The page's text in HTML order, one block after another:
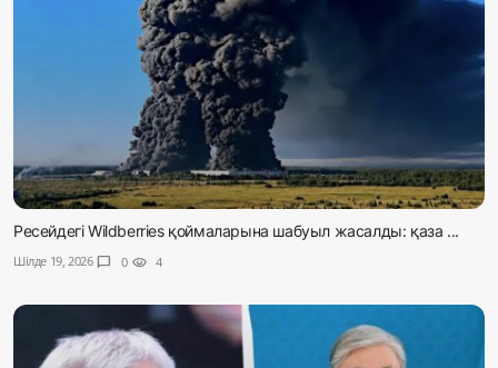
Ресейдегі Wildberries қоймаларына шабуыл жасалды: қаза ...
Шілде 19, 2026 chat_bubble 0 visibility 4